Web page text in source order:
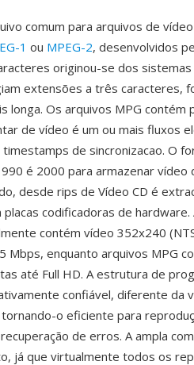
comum para arquivos de
1 ou MPEG-2, desenvolvidos
originou-se dos sistemas
extensões a três caracteres,
longa. Os arquivos MPG
de vídeo é um ou mais fluxos
de sincronizacao. O
é 2000 para armazenar
desde rips de Vídeo CD é
codificadoras de hardware.
contém vídeo 352x240
enquanto arquivos MPG
até Full HD. A estrutura de
confiável, diferente da
o eficiente para
de erros. A ampla
já que virtualmente todos os